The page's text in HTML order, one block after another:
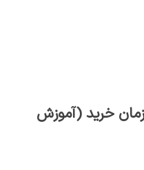
خرید (آموزش